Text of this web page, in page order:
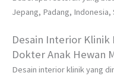
Jepang, Padang, Indonesia,
Desain Interior Klinik
Dokter Anak Hewan
Desain interior klinik yang